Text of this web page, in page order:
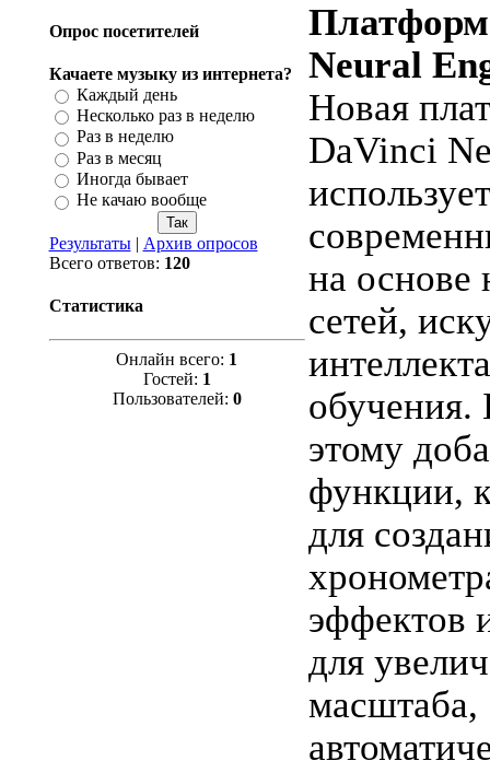
Опрос посетителей
Качаете музыку из интернета?
Каждый день
Несколько раз в неделю
Раз в неделю
Раз в месяц
Иногда бывает
Не качаю вообще
Результаты| Архив опросов
Всего ответов: 120
Статистика
Онлайн всего: 1
Гостей: 1
Пользователей: 0
Neural
Новая
DaVinci
на основе
сетей,
обучения.
этому
функции,
для
эффектов
для
масштаба,